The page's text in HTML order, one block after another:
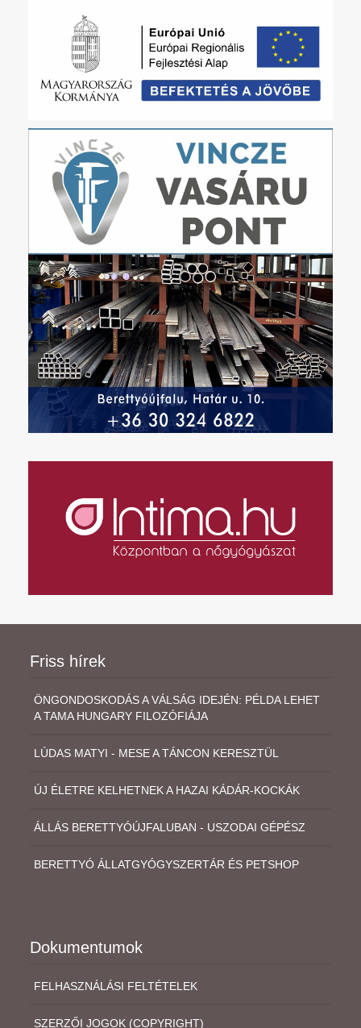
Friss hírek
ÖNGONDOSKODÁS A VÁLSÁG IDEJÉN: PÉLDA LEHET
A TAMA HUNGARY FILOZÓFIÁJA
LÚDAS MATYI - MESE A TÁNCON KERESZTÜL
ÚJ ÉLETRE KELHETNEK A HAZAI KÁDÁR-KOCKÁK
ÁLLÁS BERETTYÓÚJFALUBAN - USZODAI GÉPÉSZ
BERETTYÓ ÁLLATGYÓGYSZERTÁR ÉS PETSHOP
Dokumentumok
FELHASZNÁLÁSI FELTÉTELEK
SZERZŐI JOGOK (COPYRIGHT)